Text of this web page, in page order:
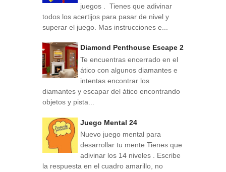
juegos . Tienes que adivinar
todos los acertijos para pasar de nivel y
superar el juego. Mas instrucciones e...
Diamond Penthouse Escape 2
Te encuentras encerrado en el
ático con algunos diamantes e
intentas encontrar los
diamantes y escapar del ático encontrando
objetos y pista...
Juego Mental 24
Nuevo juego mental para
desarrollar tu mente Tienes que
adivinar los 14 niveles . Escribe
la respuesta en el cuadro amarillo, no